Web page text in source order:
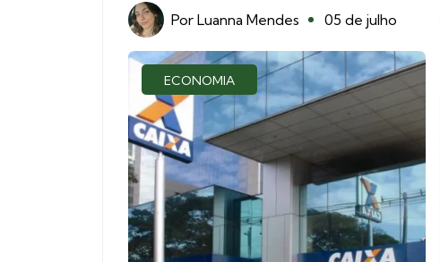
Por Luanna Mendes 05 de julho
ECONOMIA